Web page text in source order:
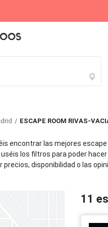
119 Escape Rooms
ESCAPE ROOM RIVAS-
encontrar las mejores
los filtros para poder
disponibilidad o las
11